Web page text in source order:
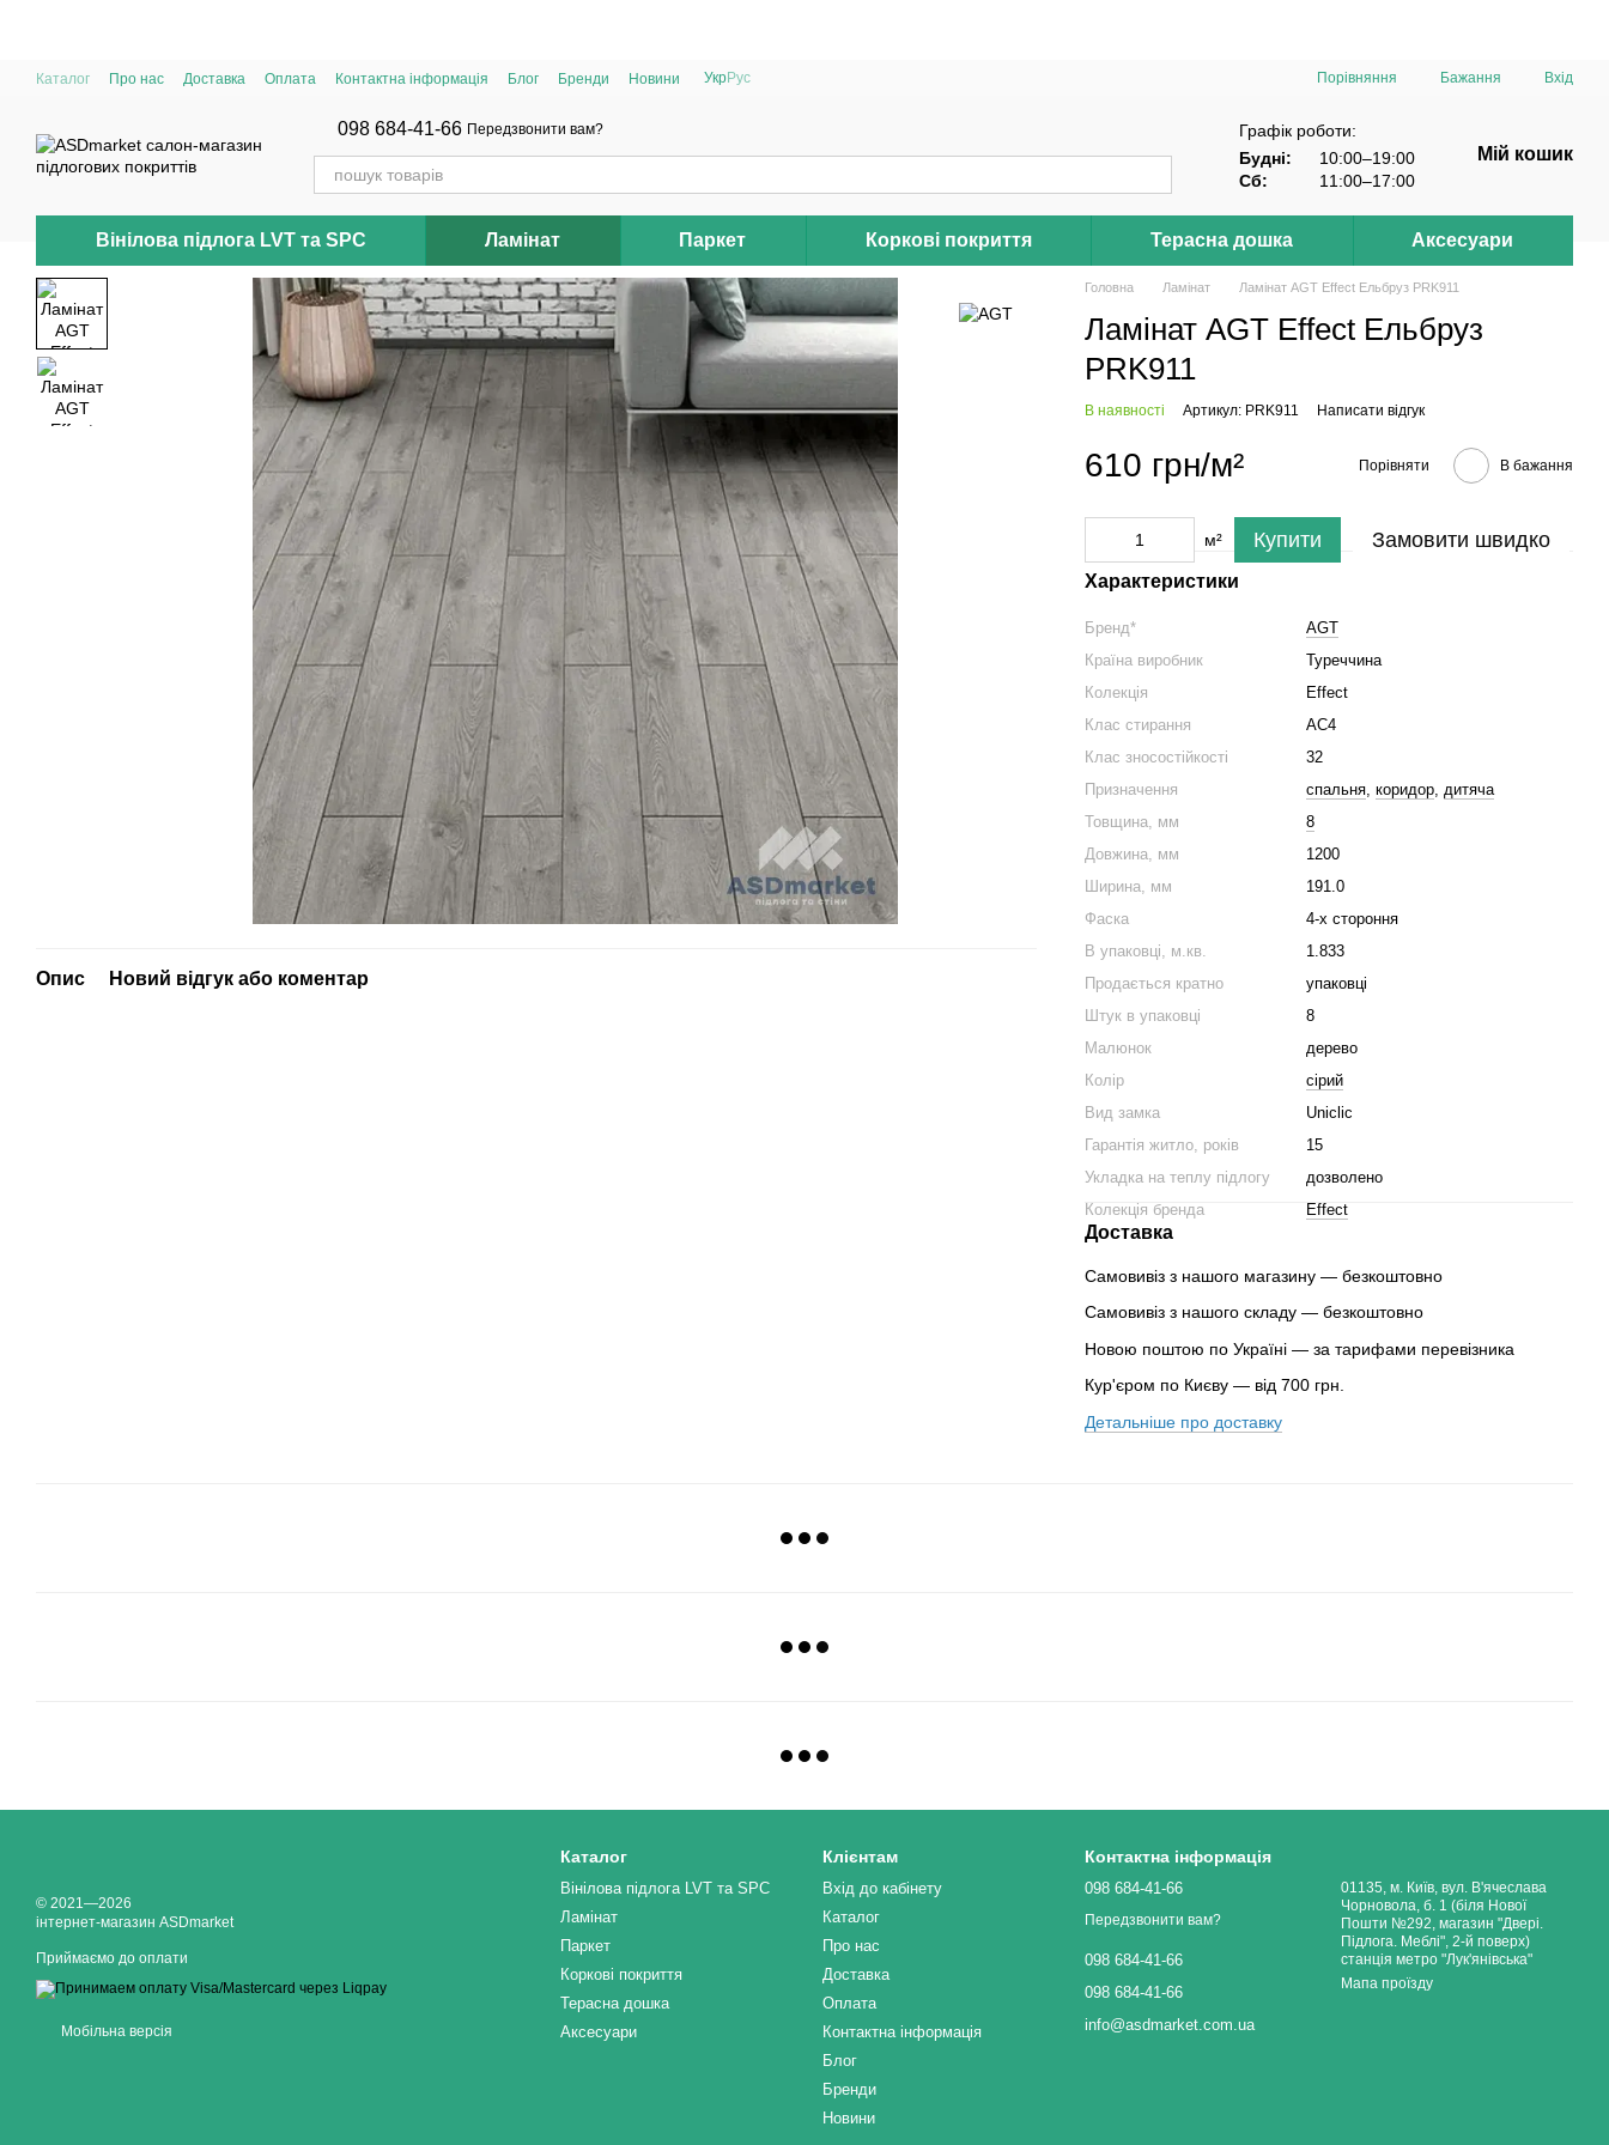
Каталог Про нас Доставка Оплата Контактна інформація Блог Бренди Новини УкрРус Порівняння Бажання Вхід
098 684-41-66 Передзвонити вам?
Графік роботи:
Будні:
10:00–19:00
Сб:
11:00–17:00
Мій кошик
Вінілова підлога LVT та SPC Ламінат Паркет Коркові покриття Терасна дошка Аксесуари
Опис Новий відгук або коментар
Головна Ламінат Ламінат AGT Effect Ельбруз PRK911
Ламінат AGT Effect Ельбруз
PRK911
В наявності Артикул: PRK911 Написати відгук
610 грн/м² Порівняти В бажання
м² Купити Замовити швидко
Характеристики
Бренд*
AGT
Країна виробник
Туреччина
Колекція
Effect
Клас стирання
АС4
Клас зносостійкості
32
Призначення
спальня, коридор, дитяча
Товщина, мм
8
Довжина, мм
1200
Ширина, мм
191.0
Фаска
4-х стороння
В упаковці, м.кв.
1.833
Продається кратно
упаковці
Штук в упаковці
8
Малюнок
дерево
Колір
сірий
Вид замка
Uniclic
Гарантія житло, років
15
Укладка на теплу підлогу
дозволено
Колекція бренда
Effect
Доставка
Самовивіз з нашого магазину — безкоштовно
Самовивіз з нашого складу — безкоштовно
Новою поштою по Україні — за тарифами перевізника
Кур'єром по Києву — від 700 грн.
Детальніше про доставку
© 2021—2026
інтернет-магазин ASDmarket
Приймаємо до оплати
Мобільна версія
Каталог
Вінілова підлога LVT та SPC
Ламінат
Паркет
Коркові покриття
Терасна дошка
Аксесуари
Клієнтам
Вхід до кабінету
Каталог
Про нас
Доставка
Оплата
Контактна інформація
Блог
Бренди
Новини
Контактна інформація
098 684-41-66
Передзвонити вам?
098 684-41-66
098 684-41-66
info@asdmarket.com.ua
01135, м. Київ, вул. В'ячеслава
Чорновола, б. 1 (біля Нової
Пошти №292, магазин "Двері.
Підлога. Меблі", 2-й поверх)
станція метро "Лук'янівська"
Мапа проїзду